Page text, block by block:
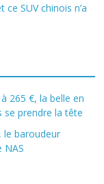
SUV chinois n’a
265 €, la belle en
se prendre la tête
le baroudeur
NAS